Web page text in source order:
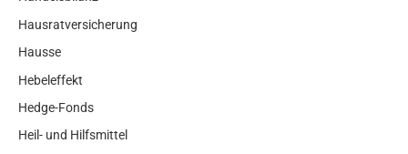
Hausratversicherung
Hausse
Hebeleffekt
Hedge-Fonds
Heil- und Hilfsmittel